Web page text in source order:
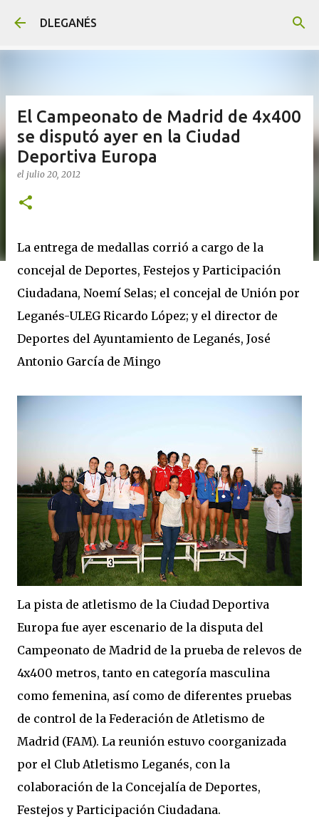
DLEGANÉS
El Campeonato de Madrid de 4x400
se disputó ayer en la Ciudad
Deportiva Europa
el julio 20, 2012
La entrega de medallas corrió a cargo de la
concejal de Deportes, Festejos y Participación
Ciudadana, Noemí Selas; el concejal de Unión por
Leganés-ULEG Ricardo López; y el director de
Deportes del Ayuntamiento de Leganés, José
Antonio García de Mingo
La pista de atletismo de la Ciudad Deportiva
Europa fue ayer escenario de la disputa del
Campeonato de Madrid de la prueba de relevos de
4x400 metros, tanto en categoría masculina
como femenina, así como de diferentes pruebas
de control de la Federación de Atletismo de
Madrid (FAM). La reunión estuvo coorganizada
por el Club Atletismo Leganés, con la
colaboración de la Concejalía de Deportes,
Festejos y Participación Ciudadana.